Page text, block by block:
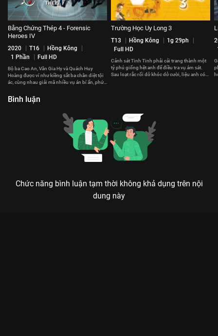
Bằng Chứng Thép 4 - Forensic
Heroes IV
2020 T16
Hồng Kông
1 Phần
Full HD
Bộ ba Cao An, Văn Gia Hy và Quách Huy
Hoàng được ví như kiềng sắt ba chân diệt tội
ác, cùng nhau giải mã nhiều vụ án bí ẩn, phức
Trường Học Uy Long 3
T13 Hồng Kông
1g 29ph
Full HD
Cảnh sát Tinh Tinh phải cải trang thành một
tỷ phú giống hệt anh để điều tra vụ ám sát.
Sau loạt rắc rối dở khóc dở cười, liệu anh có
Bình luận
Chức năng bình luận tạm thời không khả dụng trên nội
dung này